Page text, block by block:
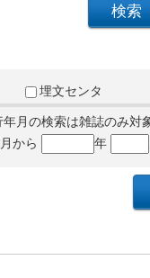
埋文センタ
月の検索は雑誌のみ対
月から 年